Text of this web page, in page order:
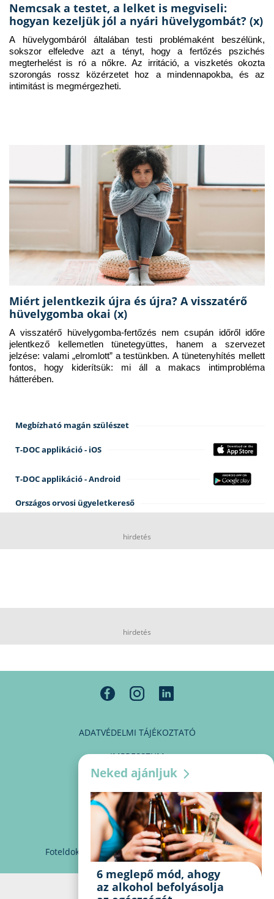
Nemcsak a testet, a lelket is megviseli:
hogyan kezeljük jól a nyári hüvelygombát? (x)
A hüvelygombáról általában testi problémaként beszélünk,
sokszor elfeledve azt a tényt, hogy a fertőzés pszichés
megterhelést is ró a nőkre. Az irritáció, a viszketés okozta
szorongás rossz közérzetet hoz a mindennapokba, és az
intimitást is megmérgezheti.
Miért jelentkezik újra és újra? A visszatérő
hüvelygomba okai (x)
A visszatérő hüvelygomba-fertőzés nem csupán időről időre
jelentkező kellemetlen tünetegyüttes, hanem a szervezet
jelzése: valami „elromlott” a testünkben. A tünetenyhítés mellett
fontos, hogy kiderítsük: mi áll a makacs intimprobléma
hátterében.
Megbízható magán szülészet
T-DOC applikáció - iOS
T-DOC applikáció - Android
Országos orvosi ügyeletkereső
hirdetés
hirdetés
ADATVÉDELMI TÁJÉKOZTATÓ
IMPRESSZUM
MÉDIAAJÁNLAT
PARTNEREINK
KAPCSOLAT
Foteldoki info@foteldoki.hu Süti beállítások
Neked ajánljuk
6 meglepő mód, ahogy
az alkohol befolyásolja